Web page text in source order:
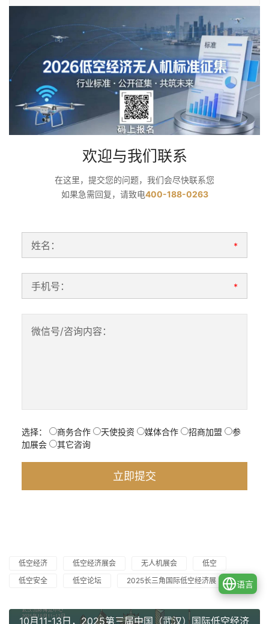
欢迎与我们联系
在这里，提交您的问题，我们会尽快联系您
如果急需回复，请致电400-188-0263
姓名： *
手机号： *
微信号/咨询内容：
选择： 商务合作 天使投资 媒体合作 招商加盟
参
加展会
其它咨询
低空经济 低空经济展会 无人机展会
低空
低空安全
低空论坛 2025长三角国际低空经济展
10月11-13日，2025第三届中国（武汉）国际低空经济
语言